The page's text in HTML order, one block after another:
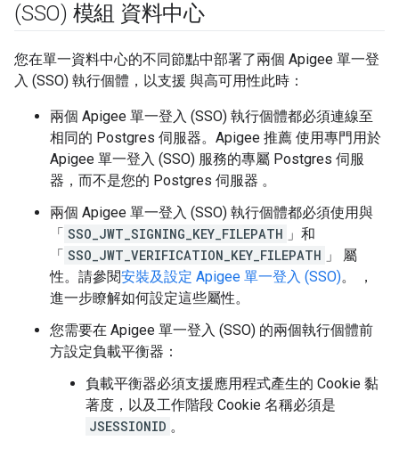
(SSO) 模組 資料中心
您在單一資料中心的不同節點中部署了兩個 Apigee 單一登
入 (SSO) 執行個體，以支援 與高可用性此時：
兩個 Apigee 單一登入 (SSO) 執行個體都必須連線至
相同的 Postgres 伺服器。Apigee 推薦 使用專門用於
Apigee 單一登入 (SSO) 服務的專屬 Postgres 伺服
器，而不是您的 Postgres 伺服器 。
兩個 Apigee 單一登入 (SSO) 執行個體都必須使用與
「 SSO_JWT_SIGNING_KEY_FILEPATH 」和
「 SSO_JWT_VERIFICATION_KEY_FILEPATH 」 屬
性。請參閱安裝及設定 Apigee 單一登入 (SSO)。 ，
進一步瞭解如何設定這些屬性。
您需要在 Apigee 單一登入 (SSO) 的兩個執行個體前
方設定負載平衡器：
負載平衡器必須支援應用程式產生的 Cookie 黏
著度，以及工作階段 Cookie 名稱必須是
JSESSIONID 。